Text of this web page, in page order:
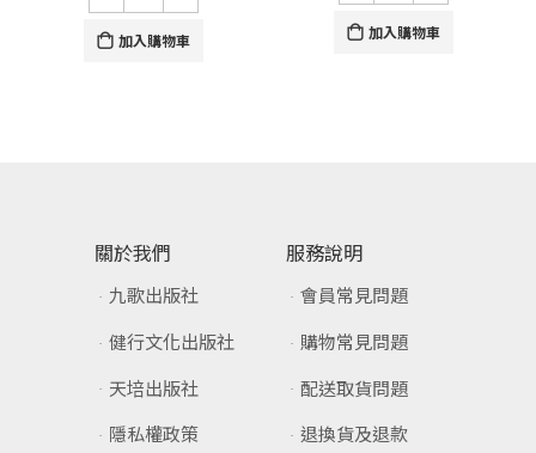
加入購物車 加入購物車
關於我們
九歌出版社
健行文化出版社
天培出版社
隱私權政策
服務說明
會員常見問題
購物常見問題
配送取貨問題
退換貨及退款